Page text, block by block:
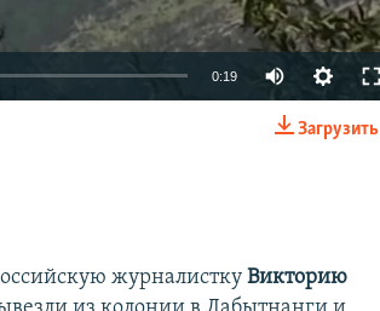
SHARE
0:19
Загрузить
журналисткуВикторию